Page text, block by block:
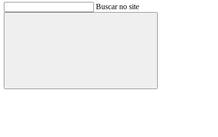
Buscar no site
Buscar